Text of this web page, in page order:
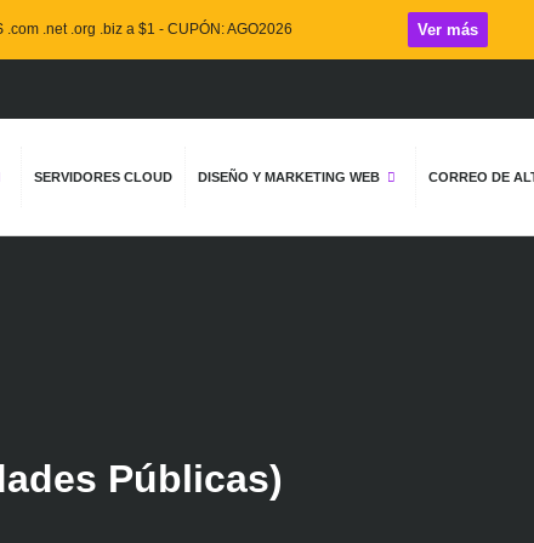
.com .net .org .biz a $1 - CUPÓN: AGO2026 Por la
Ver más
SERVIDORES CLOUD DISEÑO Y MARKETING WEB CORREO DE
Públicas)